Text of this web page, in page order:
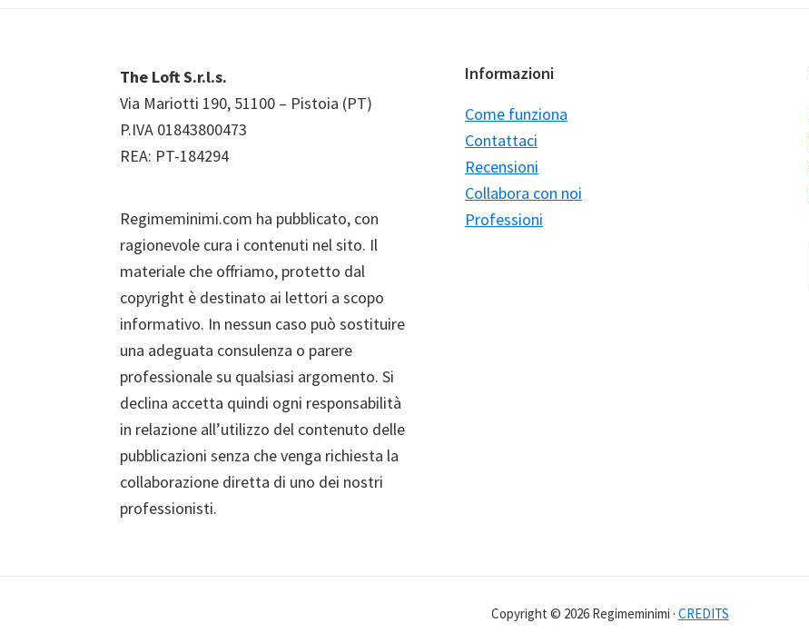
The Loft S.r.l.s.
Via Mariotti 190, 51100 – Pistoia (PT)
P.IVA 01843800473
REA: PT-184294
Regimeminimi.com ha pubblicato, con
ragionevole cura i contenuti nel sito. Il
materiale che offriamo, protetto dal
copyright è destinato ai lettori a scopo
informativo. In nessun caso può sostituire
una adeguata consulenza o parere
professionale su qualsiasi argomento. Si
declina accetta quindi ogni responsabilità
in relazione all’utilizzo del contenuto delle
pubblicazioni senza che venga richiesta la
collaborazione diretta di uno dei nostri
professionisti.
Informazioni
Come funziona
Contattaci
Recensioni
Collabora con noi
Professioni
Copyright © 2026 Regimeminimi · CREDITS